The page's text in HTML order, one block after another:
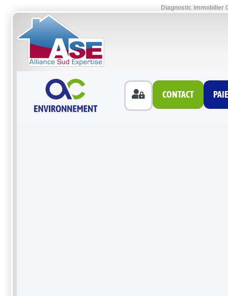
Diagnostic immobilier